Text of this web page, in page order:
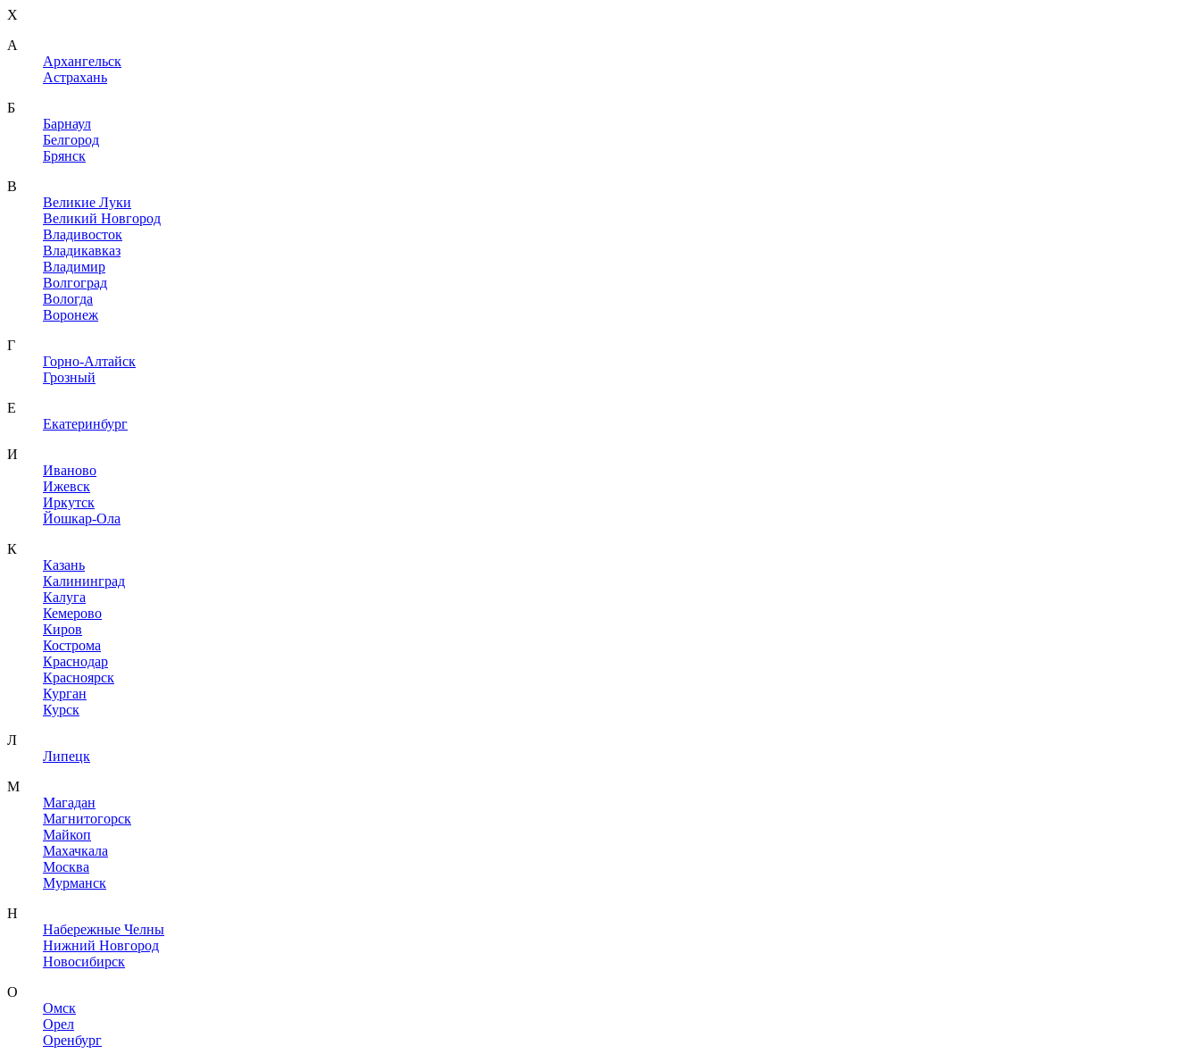
X
A
Архангельск
Астрахань
Б
Барнаул
Белгород
Брянск
В
Великие Луки
Великий Новгород
Владивосток
Владикавказ
Владимир
Волгоград
Вологда
Воронеж
Г
Горно-Алтайск
Грозный
Е
Екатеринбург
И
Иваново
Ижевск
Иркутск
Йошкар-Ола
К
Казань
Калининград
Калуга
Кемерово
Киров
Кострома
Краснодар
Красноярск
Курган
Курск
Л
Липецк
М
Магадан
Магнитогорск
Майкоп
Махачкала
Москва
Мурманск
Н
Набережные Челны
Нижний Новгород
Новосибирск
О
Омск
Орел
Оренбург